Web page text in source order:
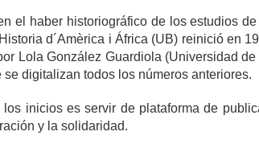
el haber historiográfico de los estudios
d´Amèrica i África (UB) reinició en
Lola González Guardiola (Universidad
digitalizan todos los números anteriores.
inicios es servir de plataforma de
y la solidaridad.